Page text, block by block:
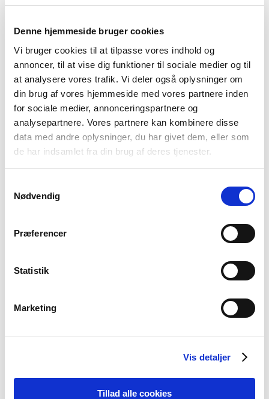
Denne hjemmeside bruger cookies
Vi bruger cookies til at tilpasse vores indhold og
annoncer, til at vise dig funktioner til sociale medier og til
at analysere vores trafik. Vi deler også oplysninger om
din brug af vores hjemmeside med vores partnere inden
for sociale medier, annonceringspartnere og
analysepartnere. Vores partnere kan kombinere disse
data med andre oplysninger, du har givet dem, eller som
de har indsamlet fra din brug af deres tjenester.
Nødvendig
Præferencer
Statistik
Marketing
Vis detaljer
Tillad alle cookies
I Toftlund byder vi velkommen til Søren Peter Grelk
Hansen, som skal udvide den lokale rådgivning i området.
I København styrker vi vores rådgivningskontor med
Martin Hummelmose Nielsen, der skal være med til at
Og i erhvervsproduktionen får vi fornøjelsen af Sidse